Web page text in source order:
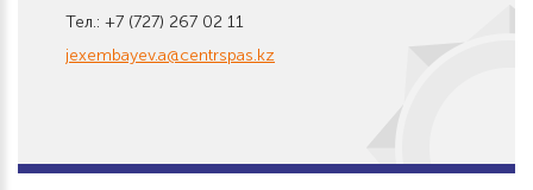
Тел.: +7 (727) 267 02 11
jexembayev.a@centrspas.kz